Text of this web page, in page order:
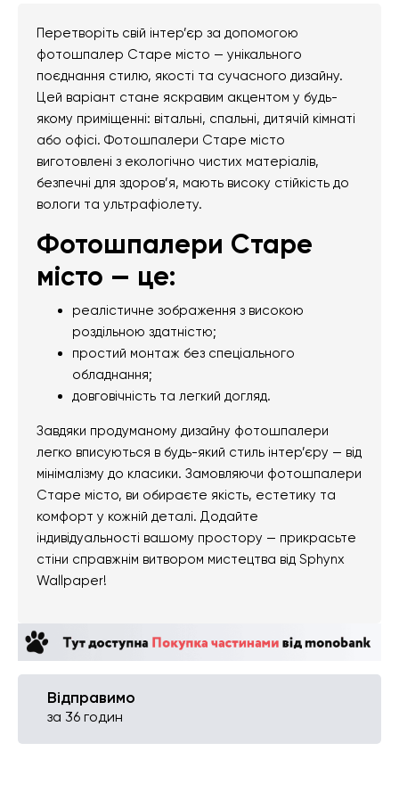
Перетворіть свій інтер’єр за допомогою
фотошпалер Старе місто — унікального
поєднання стилю, якості та сучасного дизайну.
Цей варіант стане яскравим акцентом у будь-
якому приміщенні: вітальні, спальні, дитячій кімнаті
або офісі. Фотошпалери Старе місто
виготовлені з екологічно чистих матеріалів,
безпечні для здоров’я, мають високу стійкість до
вологи та ультрафіолету.
Фотошпалери Старе
місто — це:
реалістичне зображення з високою
роздільною здатністю;
простий монтаж без спеціального
обладнання;
довговічність та легкий догляд.
Завдяки продуманому дизайну фотошпалери
легко вписуються в будь-який стиль інтер’єру — від
мінімалізму до класики. Замовляючи фотошпалери
Старе місто, ви обираєте якість, естетику та
комфорт у кожній деталі. Додайте
індивідуальності вашому простору — прикрасьте
стіни справжнім витвором мистецтва від Sphynx
Wallpaper!
Відправимо
за 36 годин